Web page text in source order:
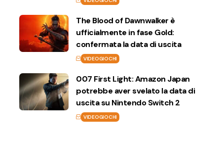
The Blood of Dawnwalker è
ufficialmente in fase Gold:
confermata la data di uscita
VIDEOGIOCHI
007 First Light: Amazon Japan
potrebbe aver svelato la data di
uscita su Nintendo Switch 2
VIDEOGIOCHI